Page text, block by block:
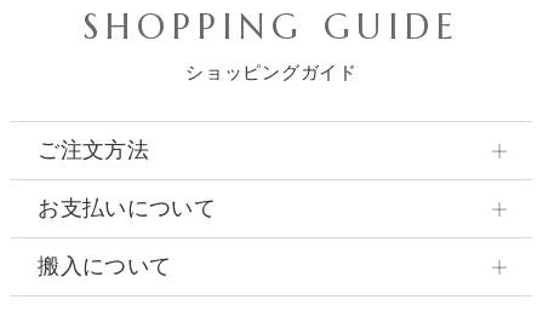
SHOPPING GUIDE
ショッピングガイド
ご注文方法
お支払いについて
搬入について